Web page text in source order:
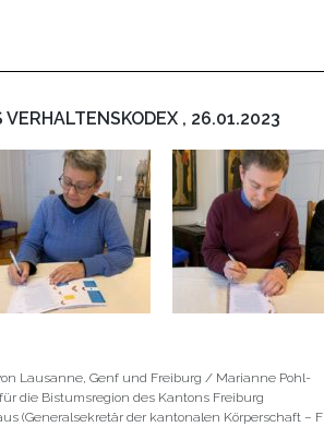
, 26.01.2023
Lausanne, Genf und Freiburg / Marianne Pohl-
die Bistumsregion des Kantons Freiburg
(Generalsekretär der kantonalen Körperschaft –